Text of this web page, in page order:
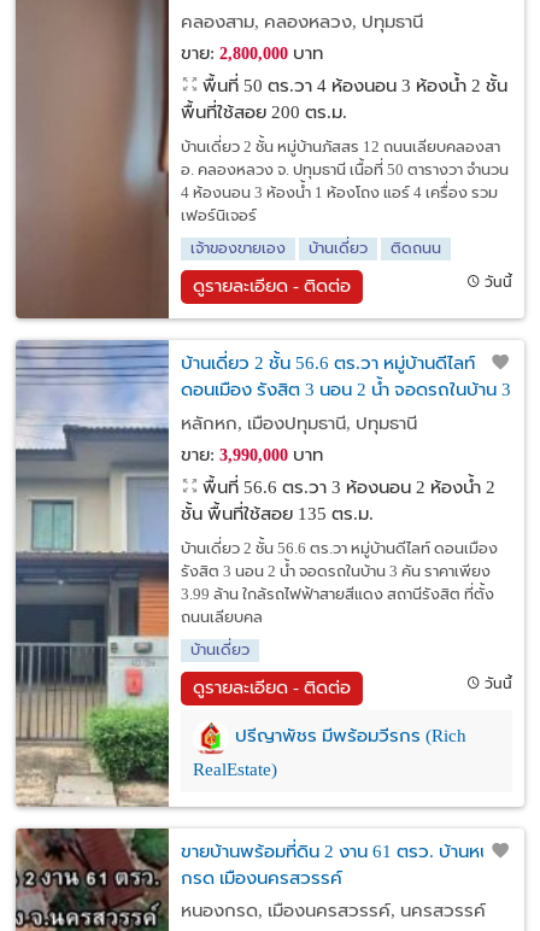
คลองสาม, คลองหลวง, ปทุมธานี
ขาย: 2,800,000บาท
พื้นที่ 50 ตร.วา 4 ห้องนอน 3 ห้องน้ำ 2 ชั้น
พื้นที่ใช้สอย 200 ตร.ม.
บ้านเดี่ยว 2 ชั้น หมู่บ้านภัสสร 12 ถนนเลียบคลองสา
อ. คลองหลวง จ. ปทุมธานี เนื้อที่ 50 ตารางวา จำนวน
4 ห้องนอน 3 ห้องน้ำ 1 ห้องโถง แอร์ 4 เครื่อง รวม
เฟอร์นิเจอร์
เจ้าของขายเอง
บ้านเดี่ยว ติดถนน
ดูรายละเอียด - ติดต่อ วันนี้
บ้านเดี่ยว 2 ชั้น 56.6 ตร.วา หมู่บ้านดีไลท์
ดอนเมือง รังสิต 3 นอน 2 น้ำ จอดรถในบ้าน 3
คัน ราคาเพียง 3.99 ล้าน ใกล้รถไฟฟ้าสายสี
หลักหก, เมืองปทุมธานี, ปทุมธานี
ขาย: 3,990,000บาท
พื้นที่ 56.6 ตร.วา 3 ห้องนอน 2 ห้องน้ำ 2
ชั้น พื้นที่ใช้สอย 135 ตร.ม.
บ้านเดี่ยว 2 ชั้น 56.6 ตร.วา หมู่บ้านดีไลท์ ดอนเมือง
รังสิต 3 นอน 2 น้ำ จอดรถในบ้าน 3 คัน ราคาเพียง
3.99 ล้าน ใกล้รถไฟฟ้าสายสีแดง สถานีรังสิต ที่ตั้ง
ถนนเลียบคล
บ้านเดี่ยว
ดูรายละเอียด - ติดต่อ วันนี้
ปรีญาพัชร มีพร้อมวีรกร (Rich
RealEstate)
ขายบ้านพร้อมที่ดิน 2 งาน 61 ตรว. บ้านหนอง
กรด เมืองนครสวรรค์
หนองกรด, เมืองนครสวรรค์, นครสวรรค์